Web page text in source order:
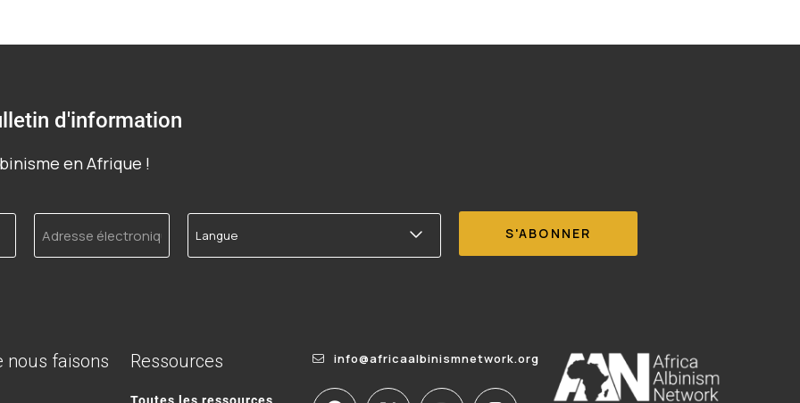
d'information
en Afrique !
Adresse
électronique
Langue
nous faisons Ressources info@africaalbinismnetwork.org